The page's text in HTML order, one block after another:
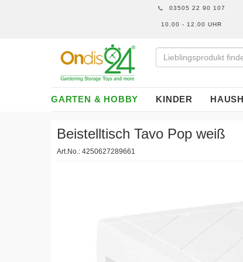
03505 22 90 107
10.00 - 12.00 UHR
GARTEN & HOBBY KINDER
Beistelltisch Tavo Pop weiß
Art.No.: 4250627289661